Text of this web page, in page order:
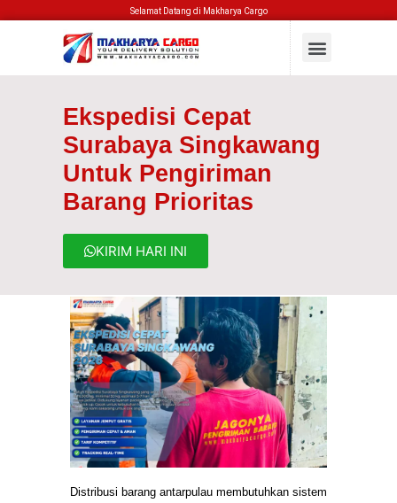
Selamat Datang di Makharya Cargo
Ekspedisi Cepat
Surabaya Singkawang
Untuk Pengiriman
Barang Prioritas
KIRIM HARI INI
Distribusi barang antarpulau membutuhkan sistem